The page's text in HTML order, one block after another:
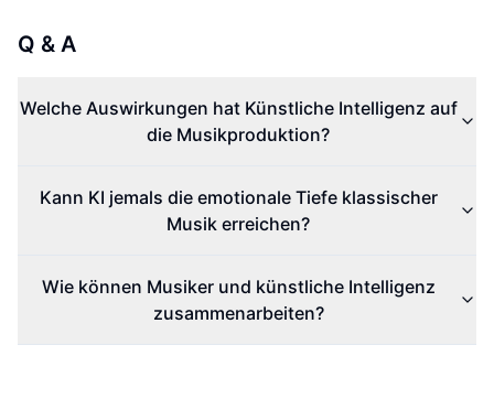
Q & A
Welche Auswirkungen hat Künstliche Intelligenz auf
die Musikproduktion?
Kann KI jemals die emotionale Tiefe klassischer
Musik erreichen?
Wie können Musiker und künstliche Intelligenz
zusammenarbeiten?